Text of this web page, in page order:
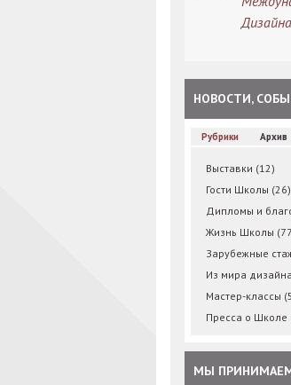
НОВОСТИ,
Рубрики Архив
Выставки (12)
Гости Школы (26)
Дипломы и
Жизнь Школы
Зарубежные
Из мира дизайна
Мастер-классы
Пресса о Школе
МЫ